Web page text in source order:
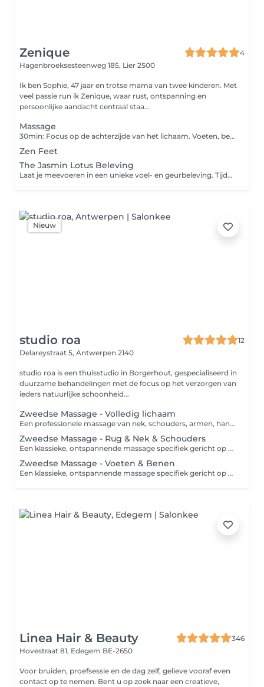
Zenique
4
Hagenbroeksesteenweg 185, Lier 2500
Ik ben Sophie, 47 jaar en trotse mama van twee kinderen. Met
veel passie run ik Zenique, waar rust, ontspanning en
persoonlijke aandacht centraal staa...
Massage
30min: Focus op de achterzijde van het lichaam. Voeten, benen, rug en hoofd. 45min: Ontspanning van bovenlichaam en gelaat. Gelaat, schouders, nek, armen en hoofd. 60min: Volledige lichaamsmassage. Achterzijde: voeten, benen en rug. Voorzijde: voeten, benen, armen, gelaat, decolleté en hoofd.
Zen Feet
The Jasmin Lotus Beleving
Laat je meevoeren in een unieke voel- en geurbeleving. Tijdens deze ontspannende behandeling wordt de achterzijde van het lichaam eerst gescrubd en verwend met een heerlijke lotus-jasmijnpakking. Aansluitend geniet je van een rustgevende massage die lichaam en geest volledig tot ontspanning brengt. Een ware verwen ervaring voor al je zintuigen.
Nieuw
studio roa
12
Delareystraat 5, Antwerpen 2140
studio roa is een thuisstudio in Borgerhout, gespecialiseerd in
duurzame behandelingen met de focus op het verzorgen van
ieders natuurlijke schoonheid...
Zweedse Massage - Volledig lichaam
Een professionele massage van nek, schouders, armen, handen, buik, rug, benen en voeten om de doorbloeding te stimuleren en de spieren weer soepel te maken.
Zweedse Massage - Rug & Nek & Schouders
Een klassieke, ontspannende massage specifiek gericht op het losmaken van opgebouwde spanningen in de rug, nek en schouders.
Zweedse Massage - Voeten & Benen
Een klassieke, ontspannende massage specifiek gericht op de voeten en benen om vermoeidheid en spierspanningen weg te nemen.
Linea Hair & Beauty
346
Hovestraat 81, Edegem BE-2650
Voor bruiden, proefsessie en de dag zelf, gelieve vooraf even
contact op te nemen. Bent u op zoek naar een creatieve,